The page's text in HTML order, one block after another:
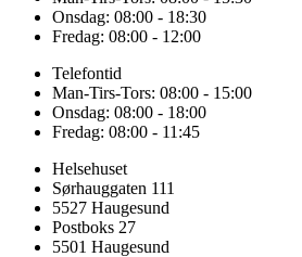
Onsdag: 08:00 - 18:30
Fredag: 08:00 - 12:00
Telefontid
Man-Tirs-Tors: 08:00 - 15:00
Onsdag: 08:00 - 18:00
Fredag: 08:00 - 11:45
Helsehuset
Sørhauggaten 111
5527 Haugesund
Postboks 27
5501 Haugesund